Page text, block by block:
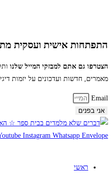
התפתחות אישית ועסקית
הצטרפו גם אתם למבזקי המייל שלנו
מאמרים, חדשות ועדכונים על יזמות
Email
אני בפנים
Instagram Whatsapp Envelope
ראשי